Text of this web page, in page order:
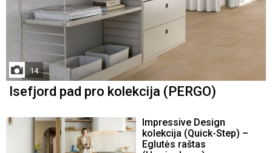
14
Isefjord pad pro kolekcija (PERGO)
Impressive Design
kolekcija (Quick-Step) –
Eglutės raštas